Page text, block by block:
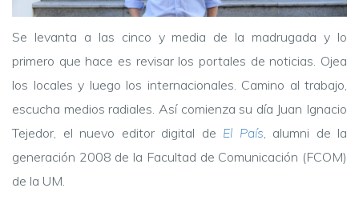
Se levanta a las cinco y media de la madrugada y lo
primero que hace es revisar los portales de noticias. Ojea
los locales y luego los internacionales. Camino al trabajo,
escucha medios radiales. Así comienza su día Juan Ignacio
Tejedor, el nuevo editor digital de El País, alumni de la
generación 2008 de la Facultad de Comunicación (FCOM)
de la UM.